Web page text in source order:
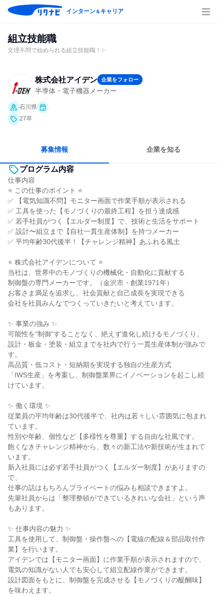
インターン＆キャリア
組立技能職
文理不問で始められる組立技能職！✨
株式会社アイデン 企業をフォロー
半導体・電子機器メーカー
石川県
27卒
募集情報 企業を知る
プログラム内容
仕事内容
⭐ この仕事のポイント ⭐
✅ 【電気知識不問】モニター画面で作業手順が表示される
✅ 工具を使った【モノづくりの最終工程】を担う達成感
✅ 若手社員がつく【エルダー制度】で、技術と生活をサポート
✅ 設計〜組立まで【自社一貫生産体制】を持つメーカー
✅ 平均年齢30代後半！【チャレンジ精神】あふれる風土
⭐ 株式会社アイデンについて ⭐
当社は、世界中のモノづくりの機械化・自動化に貢献する
制御盤の専門メーカーです。（金沢市・創業1971年）
お客さま満足を追求し、社会貢献と自己成長を実現できる
会社を社員みんなでつくっていきたいと考えています。
✨ 事業の強み ✨
可能性を“制御”することなく、絶えず進化し続けるモノづくり。
設計・板金・塗装・組立までを社内で行う一貫生産体制が強みで
す。
高品質・低コスト・短納期を実現する独自の生産方式
「IWS生産」を考案し、制御盤業界にイノベーションを起こし続
けています。
✨ 働く環境 ✨
従業員の平均年齢は30代後半で、社内は若々しい雰囲気に包まれ
ています。
性別や年齢、個性など【多様性を尊重】する自由な社風です。
飽くなきチャレンジ精神から、数々の新工法や新技術が生まれて
います。
新入社員には必ず若手社員がつく【エルダー制度】がありますの
で、
仕事の話はもちろんプライベートの悩みも相談できますよ。
先輩社員からは「整理整頓ができているきれいな会社」という声
もあります。
✨ 仕事内容の魅力 ✨
工具を使用して、制御盤・操作盤への【電線の配線＆部品取付作
業】を行います。
アイデンでは【モニター画面】に作業手順が表示されますので、
電気の知識がない人でも安心して組立配線作業ができます。
設計図面をもとに、制御盤を完成させる【モノづくりの醍醐味】
を味わえます。